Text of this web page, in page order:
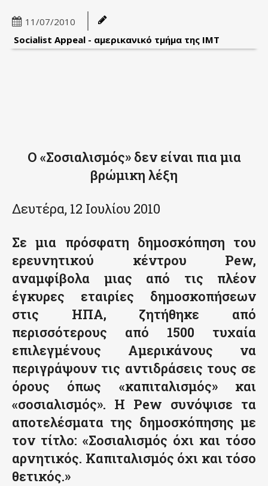
11/07/2010
Socialist Appeal - αμερικανικό τμήμα της ΙΜΤ
Ο «Σοσιαλισμός» δεν είναι πια μια
βρώμικη λέξη
Δευτέρα, 12 Ιουλίου 2010
Σε μια πρόσφατη δημοσκόπηση του
ερευνητικού κέντρου Pew,
αναμφίβολα μιας από τις πλέον
έγκυρες εταιρίες δημοσκοπήσεων
στις ΗΠΑ, ζητήθηκε από
περισσότερους από 1500 τυχαία
επιλεγμένους Αμερικάνους να
περιγράψουν τις αντιδράσεις τους σε
όρους όπως «καπιταλισμός» και
«σοσιαλισμός». Η Pew συνόψισε τα
αποτελέσματα της δημοσκόπησης με
τον τίτλο: «Σοσιαλισμός όχι και τόσο
αρνητικός. Καπιταλισμός όχι και τόσο
θετικός.»